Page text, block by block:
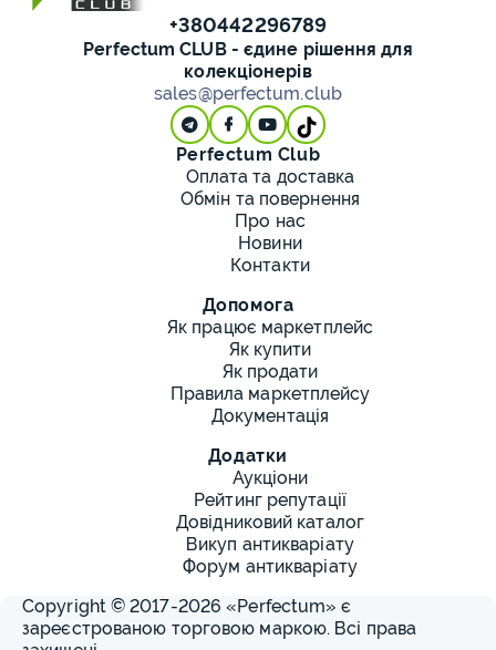
Рейху та Веймарської
республіки
Монети Веймарської республіки (1919–1933)
представляють особливий інтерес для
колекціонерів через їхню історичну значущість та
різноманітність випусків. Період гіперінфляції,
стабілізації рентенмарки та подальших
економічних реформ відобразився у численних
Переваги придбання в Perfectum Club:
Перевірена автентичність кожного
екземпляра.
Професійні фотографії високої якості з усіх
Безпечне онлайн-оформлення замовлення.
Швидка доставка по всій території України.
Експертні консультації з питань нумізматики.
Наш маркетплейс гарантує прозорість угод та
достовірність інформації про кожну позицію. Всі
+380442296789
Perfectum CLUB - єдине рішення для
колекціонерів
sales@perfectum.club
Perfectum Club
Оплата та доставка
Обмін та повернення
Про нас
Новини
Контакти
Допомога
Як працює маркетплейс
Як купити
Як продати
Правила маркетплейсу
Документація
Додатки
Аукціони
Рейтинг репутації
Довідниковий каталог
Викуп антикваріату
Форум антикваріату
Copyright © 2017-2026 «Perfectum» є
зареєстрованою торговою маркою. Всі права